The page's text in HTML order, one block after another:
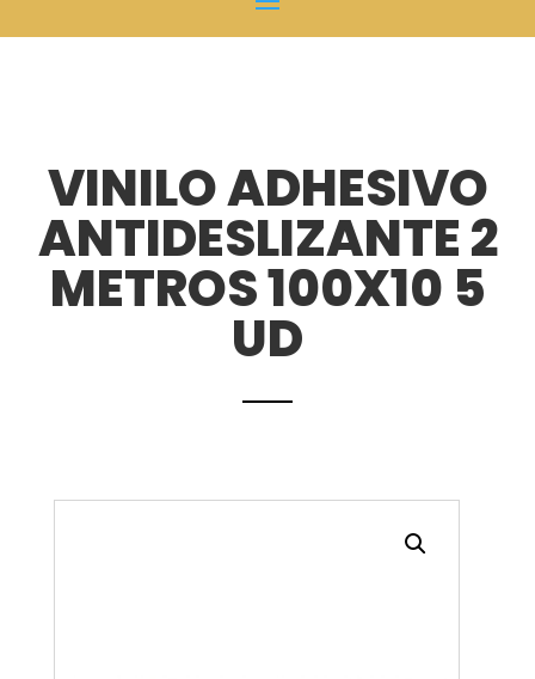
VINILO ADHESIVO
ANTIDESLIZANTE 2
METROS 100X10 5
UD